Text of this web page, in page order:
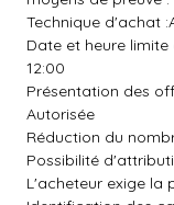
Technique d'achat
Date et heure
12:00
Présentation des
Autorisée
Réduction du
Possibilité
L'acheteur exige la